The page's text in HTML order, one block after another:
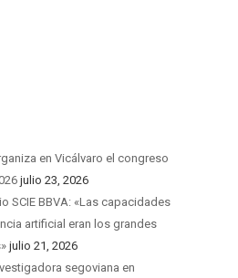
en Vicálvaro el congreso
julio 23, 2026
SCIE BBVA: «Las capacidades
artificial eran los grandes
julio 21, 2026
segoviana en